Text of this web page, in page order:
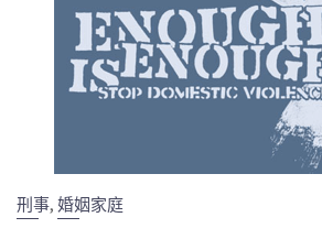
刑事,婚姻家庭